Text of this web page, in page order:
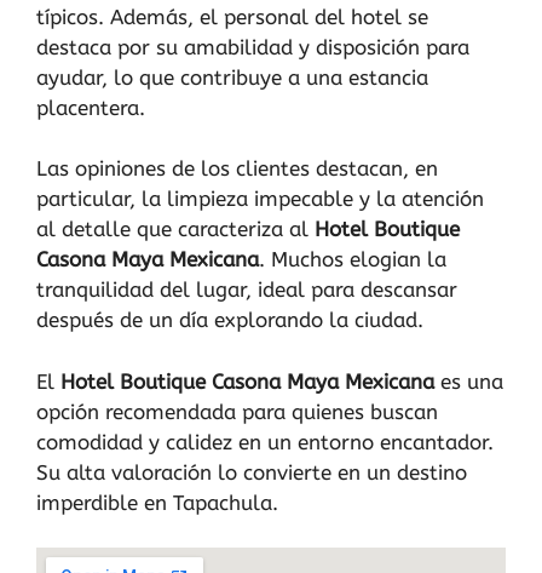
típicos. Además, el personal del hotel se
destaca por su amabilidad y disposición para
ayudar, lo que contribuye a una estancia
placentera.
Las opiniones de los clientes destacan, en
particular, la limpieza impecable y la atención
al detalle que caracteriza al Hotel Boutique
Casona Maya Mexicana. Muchos elogian la
tranquilidad del lugar, ideal para descansar
después de un día explorando la ciudad.
El Hotel Boutique Casona Maya Mexicanaes una
opción recomendada para quienes buscan
comodidad y calidez en un entorno encantador.
Su alta valoración lo convierte en un destino
imperdible en Tapachula.